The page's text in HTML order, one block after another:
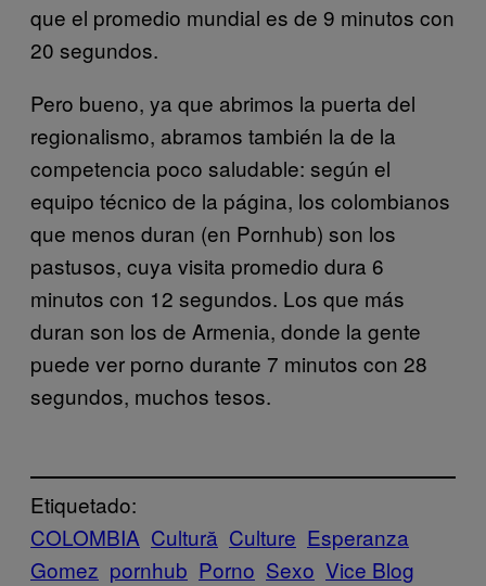
que el promedio mundial es de 9 minutos con
20 segundos.
Pero bueno, ya que abrimos la puerta del
regionalismo, abramos también la de la
competencia poco saludable: según el
equipo técnico de la página, los colombianos
que menos duran (en Pornhub) son los
pastusos, cuya visita promedio dura 6
minutos con 12 segundos. Los que más
duran son los de Armenia, donde la gente
puede ver porno durante 7 minutos con 28
segundos, muchos tesos.
Etiquetado:
COLOMBIA Cultură Culture Esperanza
Gomez pornhub Porno Sexo Vice Blog